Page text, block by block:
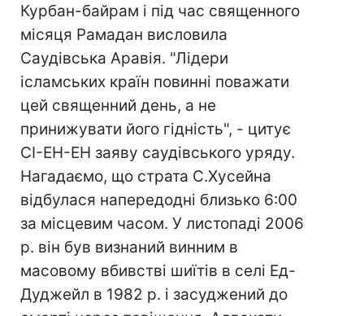
Курбан-байрам і під час священного
місяця Рамадан висловила
Саудівська Аравія. "Лідери
ісламських країн повинні поважати
цей священний день, а не
принижувати його гідність", - цитує
СІ-ЕН-ЕН заяву саудівського уряду.
Нагадаємо, що страта С.Хусейна
відбулася напередодні близько 6:00
за місцевим часом. У листопаді 2006
р. він був визнаний винним в
масовому вбивстві шиїтів в селі Ед-
Дуджейл в 1982 р. і засуджений до